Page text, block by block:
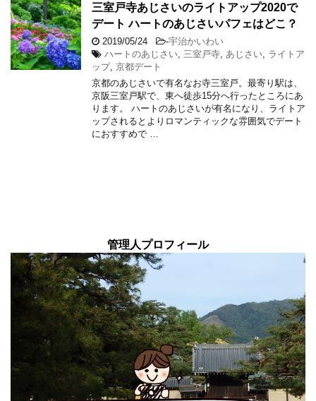
三室戸寺あじさいのライトアップ2020で
デート ハートのあじさいパフェはどこ？
2019/05/24 -宇治かいわい
ハートのあじさい 三室戸寺 あじさい ライトア
ップ, 京都デート
京都のあじさいで有名なお寺三室戸。最寄り駅は、
京阪三室戸駅で、東へ徒歩15分へ行ったところにあ
ります。 ハートのあじさいが有名になり、ライトア
ップされるとよりロマンティックな雰囲気でデート
におすすめで …
管理人プロフィール